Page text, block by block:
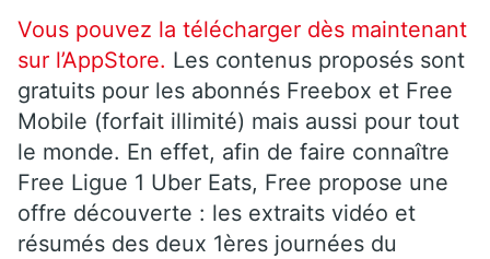
Vous pouvez la télécharger dès maintenant
sur l’AppStore. Les contenus proposés sont
gratuits pour les abonnés Freebox et Free
Mobile (forfait illimité) mais aussi pour tout
le monde. En effet, afin de faire connaître
Free Ligue 1 Uber Eats, Free propose une
offre découverte : les extraits vidéo et
résumés des deux 1ères journées du